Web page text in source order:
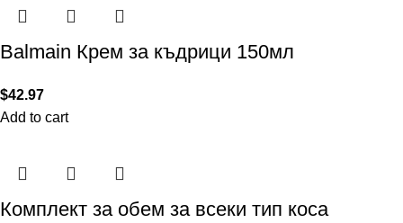
Balmain Крем за къдрици 150мл
$42.97
Add to cart
Комплект за обем за всеки тип коса